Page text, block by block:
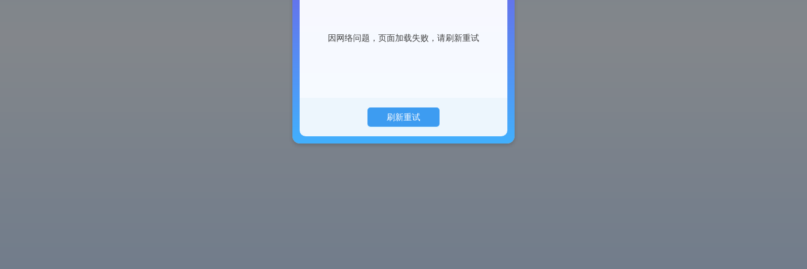
因网络问题，页面加载失败，请刷新重试
刷新重试